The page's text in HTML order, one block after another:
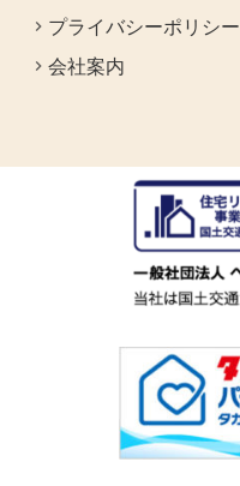
プライバシーポリシー
会社案内